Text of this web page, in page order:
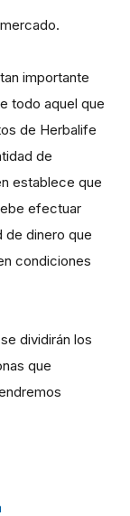
importante
todo aquel que
de Herbalife
de
establece que
efectuar
de dinero que
condiciones
dividirán los
que